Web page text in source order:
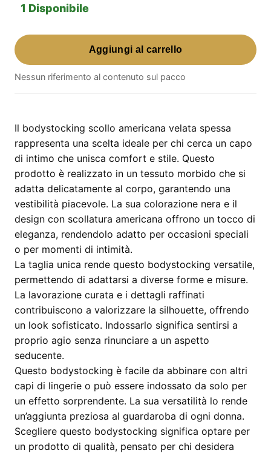
1 Disponibile
Bodystocking
Scollo
Americana
Velata
nero,
taglia
unica
quantità
Aggiungi al carrello
Nessun riferimento al contenuto sul pacco
Il bodystocking scollo americana velata spessa
rappresenta una scelta ideale per chi cerca un capo
di intimo che unisca comfort e stile. Questo
prodotto è realizzato in un tessuto morbido che si
adatta delicatamente al corpo, garantendo una
vestibilità piacevole. La sua colorazione nera e il
design con scollatura americana offrono un tocco di
eleganza, rendendolo adatto per occasioni speciali
o per momenti di intimità.
La taglia unica rende questo bodystocking versatile,
permettendo di adattarsi a diverse forme e misure.
La lavorazione curata e i dettagli raffinati
contribuiscono a valorizzare la silhouette, offrendo
un look sofisticato. Indossarlo significa sentirsi a
proprio agio senza rinunciare a un aspetto
seducente.
Questo bodystocking è facile da abbinare con altri
capi di lingerie o può essere indossato da solo per
un effetto sorprendente. La sua versatilità lo rende
un’aggiunta preziosa al guardaroba di ogni donna.
Scegliere questo bodystocking significa optare per
un prodotto di qualità, pensato per chi desidera